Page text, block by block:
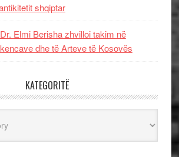
shqiptar
Elmi Berisha zhvilloi takim në
dhe të Arteve të Kosovës
KATEGORITË